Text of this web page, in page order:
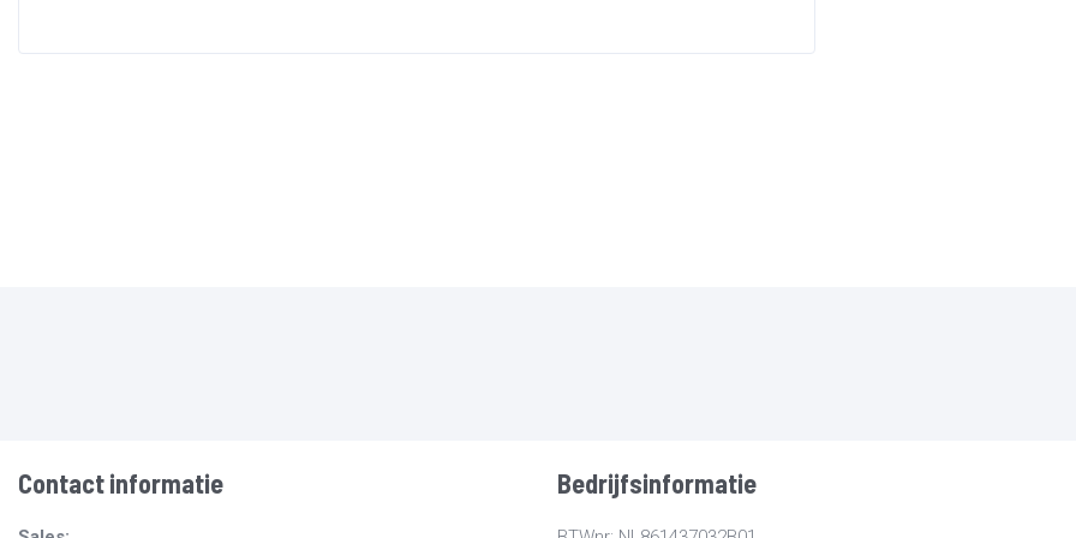
Contact informatie Bedrijfsinformatie